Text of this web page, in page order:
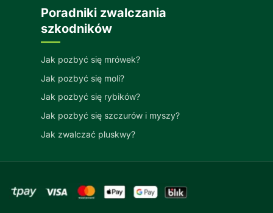
Poradniki zwalczania
szkodników
Jak pozbyć się mrówek?
Jak pozbyć się moli?
Jak pozbyć się rybików?
Jak pozbyć się szczurów i myszy?
Jak zwalczać pluskwy?